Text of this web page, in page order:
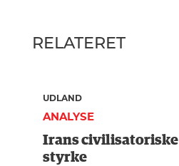
RELATERET
UDLAND
ANALYSE
Irans civilisatoriske
styrke